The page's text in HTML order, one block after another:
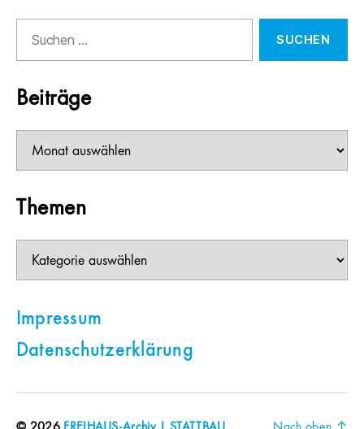
nach:
Beiträge
Themen
Impressum
Datenschutzerklärung